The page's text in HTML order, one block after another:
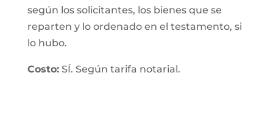
según los solicitantes, los bienes que se
reparten y lo ordenado en el testamento, si
lo hubo.
Costo:SÍ. Según tarifa notarial.